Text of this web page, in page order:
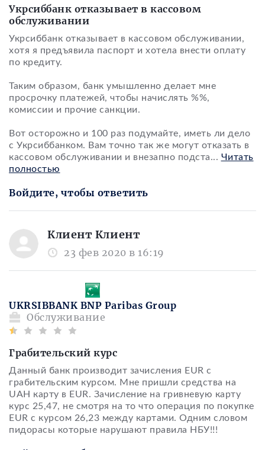
Укрсиббанк отказывает в кассовом
обслуживании
Укрсиббанк отказывает в кассовом обслуживании,
хотя я предъявила паспорт и хотела внести оплату
по кредиту.
Таким образом, банк умышленно делает мне
просрочку платежей, чтобы начислять %%,
комиссии и прочие санкции.
Вот осторожно и 100 раз подумайте, иметь ли дело
с Укрсиббанком. Вам точно так же могут отказать в
кассовом обслуживании и внезапно подста... Читать
полностью
Войдите, чтобы ответить
Клиент Клиент
23 фев 2020 в 16:19
Обслуживание
UKRSIBBANK BNP Paribas Group
Грабительский курс
Данный банк производит зачисления EUR с
грабительским курсом. Мне пришли средства на
UAH карту в EUR. Зачисление на гривневую карту
курс 25,47, не смотря на то что операция по покупке
EUR с курсом 26,23 между картами. Одним словом
пидорасы которые нарушают правила НБУ!!!